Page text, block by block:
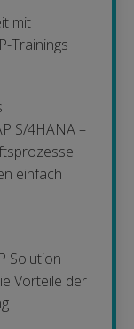
mit
Trainings
S/4HANA –
einfach
Solution
Vorteile der